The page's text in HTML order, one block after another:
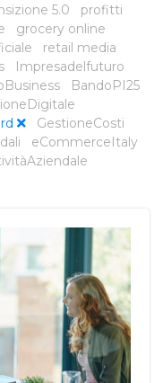
5.0
profitti
grocery online
retail media
Impresadelfuturo
BandoPI25
GestioneCosti
eCommerceItaly